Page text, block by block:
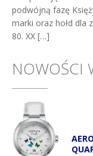
podwójną fazę
marki oraz hołd dla
80. XX […]
NOWOŚCI